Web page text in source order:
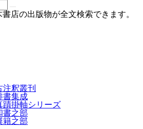
店の出版物が全文検索できます。
釈叢刊
集成
掛軸シリーズ
之部
之部